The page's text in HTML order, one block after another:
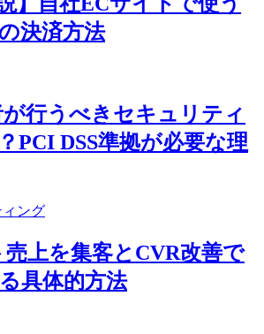
決済方法
行うべきセキュリティ
PCI DSS準拠が必要な理
ング
上を集客とCVR改善で
具体的方法